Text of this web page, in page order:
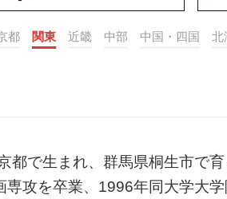
都 関東 近畿 中部 中国・四国 北
都で生まれ、群馬県桐生市で
専攻を卒業、1996年同大学大